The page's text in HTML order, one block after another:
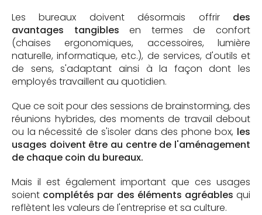
Les bureaux doivent désormais offrir des
avantages tangibles en termes de confort
(chaises ergonomiques, accessoires, lumière
naturelle, informatique, etc.), de services, d'outils et
de sens, s'adaptant ainsi à la façon dont les
employés travaillent au quotidien.
Que ce soit pour des sessions de brainstorming, des
réunions hybrides, des moments de travail debout
ou la nécessité de s'isoler dans des phone box, les
usages doivent être au centre de l'aménagement
de chaque coin du bureaux.
Mais il est également important que ces usages
soient complétés par des éléments agréables qui
reflètent les valeurs de l'entreprise et sa culture.